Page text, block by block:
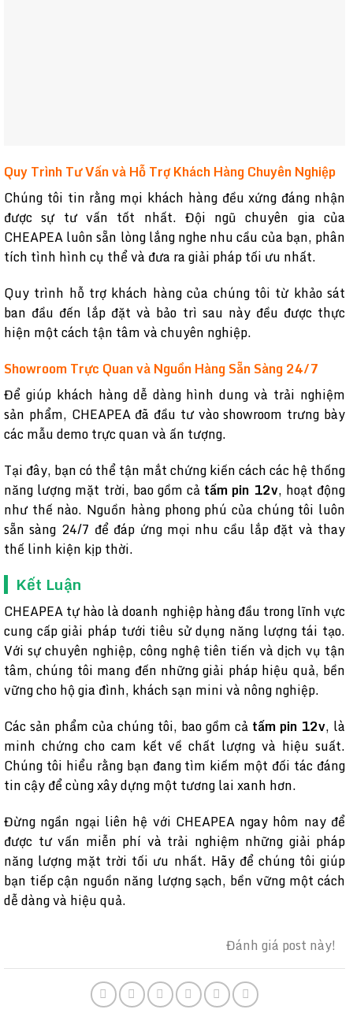
Quy Trình Tư Vấn và Hỗ Trợ Khách Hàng Chuyên Nghiệp
Chúng tôi tin rằng mọi khách hàng đều xứng đáng nhận
được sự tư vấn tốt nhất. Đội ngũ chuyên gia của
CHEAPEA luôn sẵn lòng lắng nghe nhu cầu của bạn, phân
tích tình hình cụ thể và đưa ra giải pháp tối ưu nhất.
Quy trình hỗ trợ khách hàng của chúng tôi từ khảo sát
ban đầu đến lắp đặt và bảo trì sau này đều được thực
hiện một cách tận tâm và chuyên nghiệp.
Showroom Trực Quan và Nguồn Hàng Sẵn Sàng 24/7
Để giúp khách hàng dễ dàng hình dung và trải nghiệm
sản phẩm, CHEAPEA đã đầu tư vào showroom trưng bày
các mẫu demo trực quan và ấn tượng.
Tại đây, bạn có thể tận mắt chứng kiến cách các hệ thống
năng lượng mặt trời, bao gồm cả tấm pin 12v, hoạt động
như thế nào. Nguồn hàng phong phú của chúng tôi luôn
sẵn sàng 24/7 để đáp ứng mọi nhu cầu lắp đặt và thay
thế linh kiện kịp thời.
Kết Luận
CHEAPEA tự hào là doanh nghiệp hàng đầu trong lĩnh vực
cung cấp giải pháp tưới tiêu sử dụng năng lượng tái tạo.
Với sự chuyên nghiệp, công nghệ tiên tiến và dịch vụ tận
tâm, chúng tôi mang đến những giải pháp hiệu quả, bền
vững cho hộ gia đình, khách sạn mini và nông nghiệp.
Các sản phẩm của chúng tôi, bao gồm cả tấm pin 12v, là
minh chứng cho cam kết về chất lượng và hiệu suất.
Chúng tôi hiểu rằng bạn đang tìm kiếm một đối tác đáng
tin cậy để cùng xây dựng một tương lai xanh hơn.
Đừng ngần ngại liên hệ với CHEAPEA ngay hôm nay để
được tư vấn miễn phí và trải nghiệm những giải pháp
năng lượng mặt trời tối ưu nhất. Hãy để chúng tôi giúp
bạn tiếp cận nguồn năng lượng sạch, bền vững một cách
dễ dàng và hiệu quả.
Đánh giá post này!